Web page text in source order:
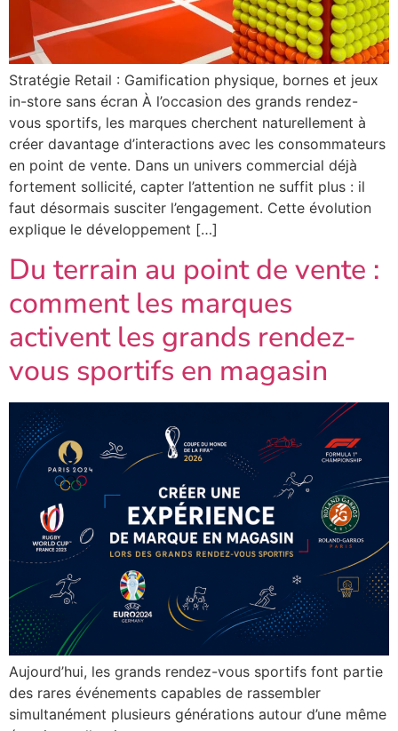
Stratégie Retail : Gamification physique, bornes et jeux
in-store sans écran À l’occasion des grands rendez-
vous sportifs, les marques cherchent naturellement à
créer davantage d’interactions avec les consommateurs
en point de vente. Dans un univers commercial déjà
fortement sollicité, capter l’attention ne suffit plus : il
faut désormais susciter l’engagement. Cette évolution
explique le développement […]
Du terrain au point de vente :
comment les marques
activent les grands rendez-
vous sportifs en magasin
Aujourd’hui, les grands rendez-vous sportifs font partie
des rares événements capables de rassembler
simultanément plusieurs générations autour d’une même